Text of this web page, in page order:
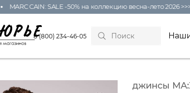
MARC CAIN: SALE -50% на коллекцию весна-лето 2026 >>>
8 (800) 234-46-05
джинсы